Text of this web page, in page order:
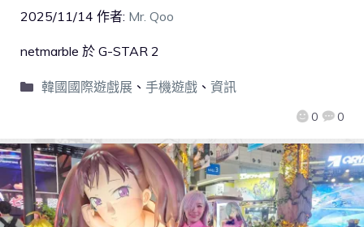
2025/11/14 作者: Mr. Qoo
0 0
netmarble 於 G-STAR 2
韓國國際遊戲展、 手機遊戲、 資訊